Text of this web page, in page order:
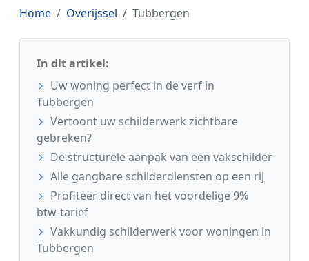
Home Overijssel Tubbergen
In dit artikel:
Uw woning perfect in de verf in
Tubbergen
Vertoont uw schilderwerk zichtbare
gebreken?
De structurele aanpak van een vakschilder
Alle gangbare schilderdiensten op een rij
Profiteer direct van het voordelige 9%
btw-tarief
Vakkundig schilderwerk voor woningen in
Tubbergen